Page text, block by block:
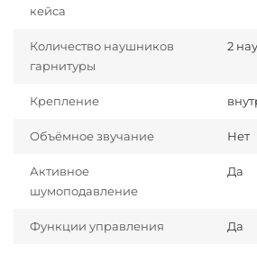
кейса
Количество наушников
гарнитуры
2
Крепление
Объёмное звучание Нет
Активное
шумоподавление
Да
Функции управления Да